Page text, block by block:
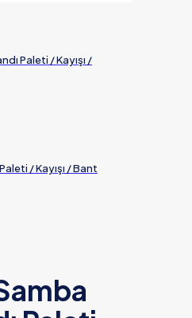
Paleti / Kayışı /
/ Kayışı / Bant